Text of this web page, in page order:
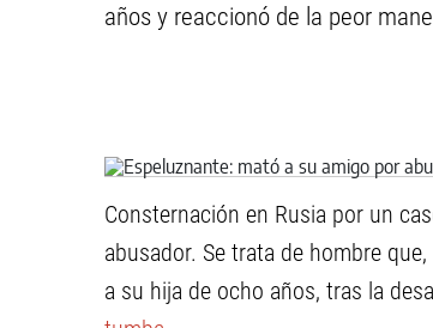
años y reaccionó de la peor
Consternación en Rusia por un
abusador. Se trata de hombre
a su hija de ocho años, tras la